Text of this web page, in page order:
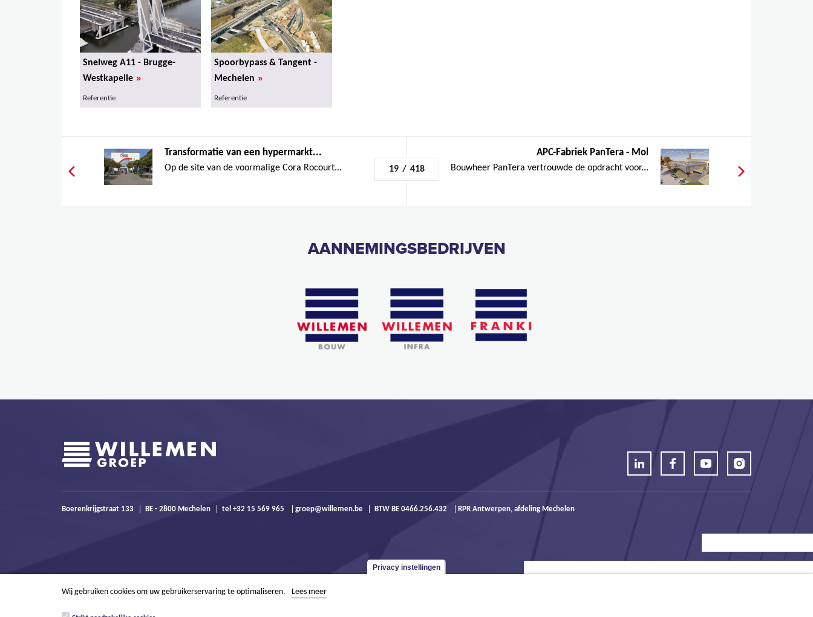
Snelweg A11 - Brugge-
Westkapelle »
Referentie
Spoorbypass & Tangent -
Mechelen »
Referentie
Transformatie van een hypermarkt...
Op de site van de voormalige Cora Rocourt... 19 / 418
APC-Fabriek PanTera - Mol
Bouwheer PanTera vertrouwde de opdracht voor...
AANNEMINGSBEDRIJVEN
Boerenkrijgstraat 133 BE - 2800 Mechelen tel +32 15 569 965 groep@willemen.be BTW BE 0466.256.432 RPR Antwerpen, afdeling Mechelen
Privacy instellingen
Wij gebruiken cookies om uw gebruikerservaring te optimaliseren. Lees meer